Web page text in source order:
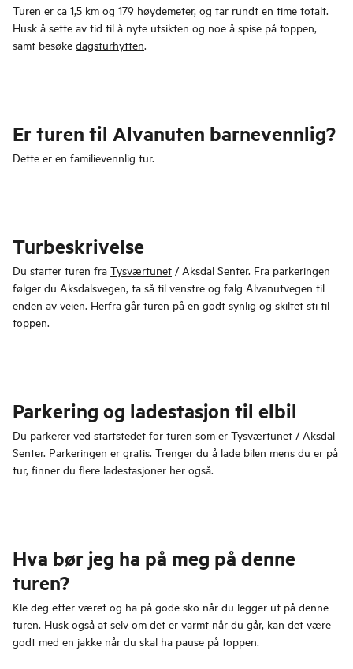
Turen er ca 1,5 km og 179 høydemeter, og tar rundt en time totalt.
Husk å sette av tid til å nyte utsikten og noe å spise på toppen,
samt besøke dagsturhytten.
Er turen til Alvanuten barnevennlig?
Dette er en familievennlig tur.
Turbeskrivelse
Du starter turen fra Tysværtunet / Aksdal Senter. Fra parkeringen
følger du Aksdalsvegen, ta så til venstre og følg Alvanutvegen til
enden av veien. Herfra går turen på en godt synlig og skiltet sti til
toppen.
Parkering og ladestasjon til elbil
Du parkerer ved startstedet for turen som er Tysværtunet / Aksdal
Senter. Parkeringen er gratis. Trenger du å lade bilen mens du er på
tur, finner du flere ladestasjoner her også.
Hva bør jeg ha på meg på denne
turen?
Kle deg etter været og ha på gode sko når du legger ut på denne
turen. Husk også at selv om det er varmt når du går, kan det være
godt med en jakke når du skal ha pause på toppen.